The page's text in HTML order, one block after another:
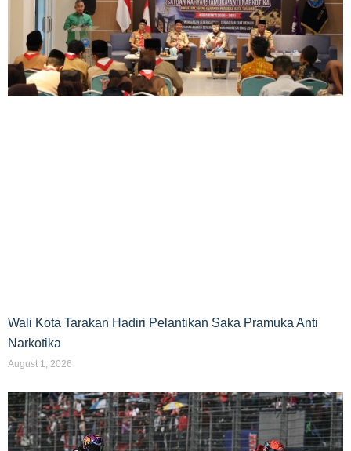
Wali Kota Tarakan Hadiri Pelantikan Saka Pramuka Anti
Narkotika
August 1, 2026